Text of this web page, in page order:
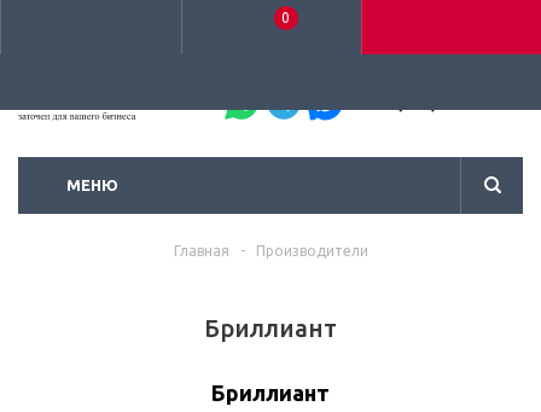
0
МЕНЮ
Главная - Производители
Бриллиант
Бриллиант